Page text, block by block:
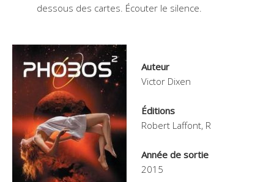
dessous des cartes. Écouter le silence.
Auteur
Victor Dixen
Éditions
Robert Laffont, R
Année de sortie
2015